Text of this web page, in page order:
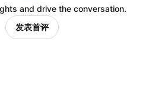
and drive the conversation.
发表首评